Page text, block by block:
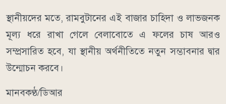
স্থানীয়দের মতে, রামবুটানের এই বাজার চাহিদা ও লাভজনক
মূল্য ধরে রাখা গেলে বেলাবোতে এ ফলের চাষ আরও
সম্প্রসারিত হবে, যা স্থানীয় অর্থনীতিতে নতুন সম্ভাবনার দ্বার
উন্মোচন করবে।
মানবকণ্ঠ/ডিআর